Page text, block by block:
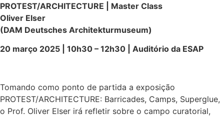
PROTEST/ARCHITECTURE | Master Class
Oliver Elser
(DAM Deutsches Architekturmuseum)
20 março 2025 | 10h30 – 12h30 | Auditório da ESAP
Tomando como ponto de partida a exposição
PROTEST/ARCHITECTURE: Barricades, Camps, Superglue,
o Prof. Oliver Elser irá refletir sobre o campo curatorial,